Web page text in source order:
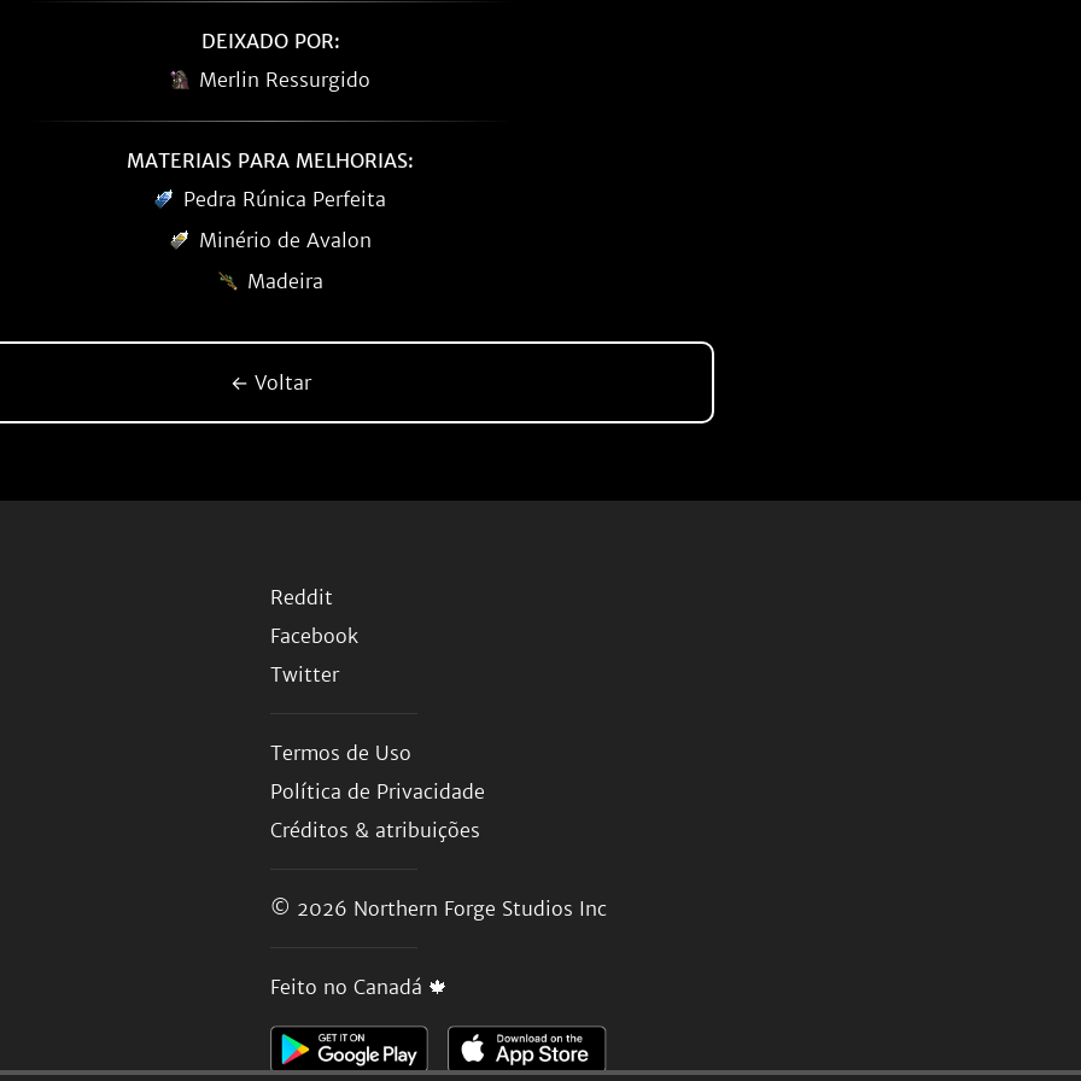
DEIXADO POR:
Merlin Ressurgido
MATERIAIS PARA MELHORIAS:
Pedra Rúnica Perfeita
Minério de Avalon
Madeira
← Voltar
Reddit
Facebook
Twitter
Termos de Uso
Política de Privacidade
Créditos & atribuições
© 2026 Northern Forge Studios Inc
Feito no Canadá 🍁